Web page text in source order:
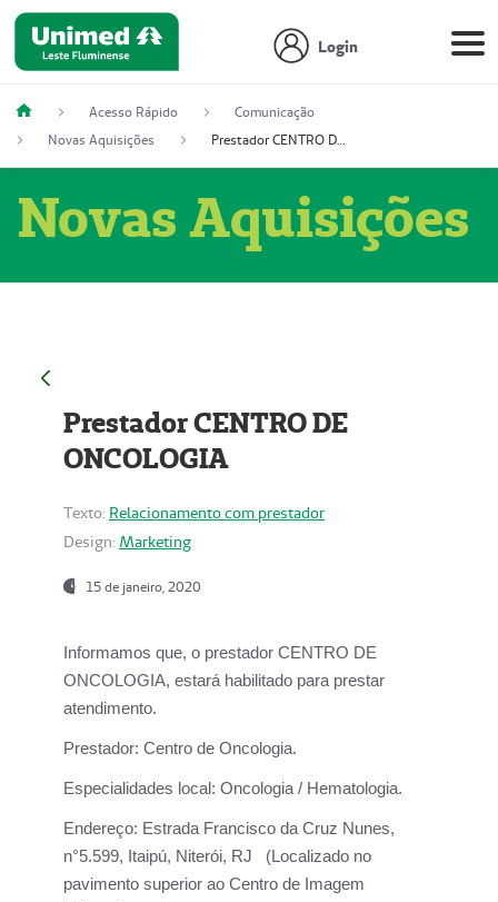
Login
Acesso Rápido
Comunicação
Novas Aquisições
Prestador CENTRO DE ONCOLOGIA
Novas Aquisições
Prestador CENTRO DE
ONCOLOGIA
Texto: Relacionamento com prestador
Design: Marketing
15 de janeiro, 2020
Informamos que, o prestador CENTRO DE
ONCOLOGIA, estará habilitado para prestar
atendimento.
Prestador: Centro de Oncologia.
Especialidades local: Oncologia / Hematologia.
Endereço: Estrada Francisco da Cruz Nunes,
n°5.599, Itaipú, Niterói, RJ (Localizado no
pavimento superior ao Centro de Imagem